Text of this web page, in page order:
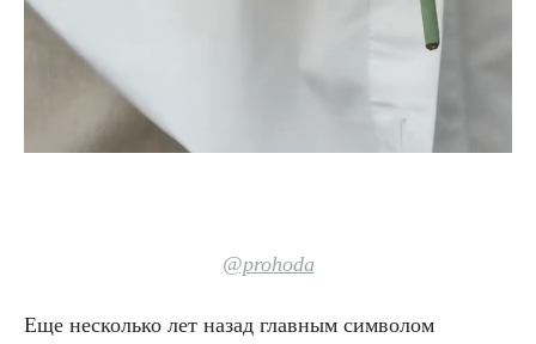
@prohoda
Еще несколько лет назад главным символом